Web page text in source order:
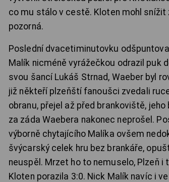
co mu stálo v cestě. Kloten mohl snížit
pozorná.
Poslední dvacetiminutovku
Malík nicméně vyrážečkou odrazil puk
svou šancí Lukáš Strnad, Waeber byl
již někteří plzeňští fanoušci zvedali
obranu, přejel až před brankoviště,
za záda Waebera nakonec neprošel.
výborně chytajícího Malíka ovšem
švýcarský celek hru bez brankáře,
neuspěl. Mrzet ho to nemuselo, Plzeň
Kloten porazila 3:0. Nick Malík navíc i